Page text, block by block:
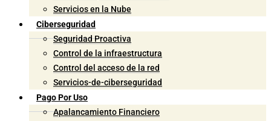
Servicios en la Nube
Ciberseguridad
Seguridad Proactiva
Control de la infraestructura
Control del acceso de la red
Servicios-de-ciberseguridad
Pago Por Uso
Apalancamiento Financiero